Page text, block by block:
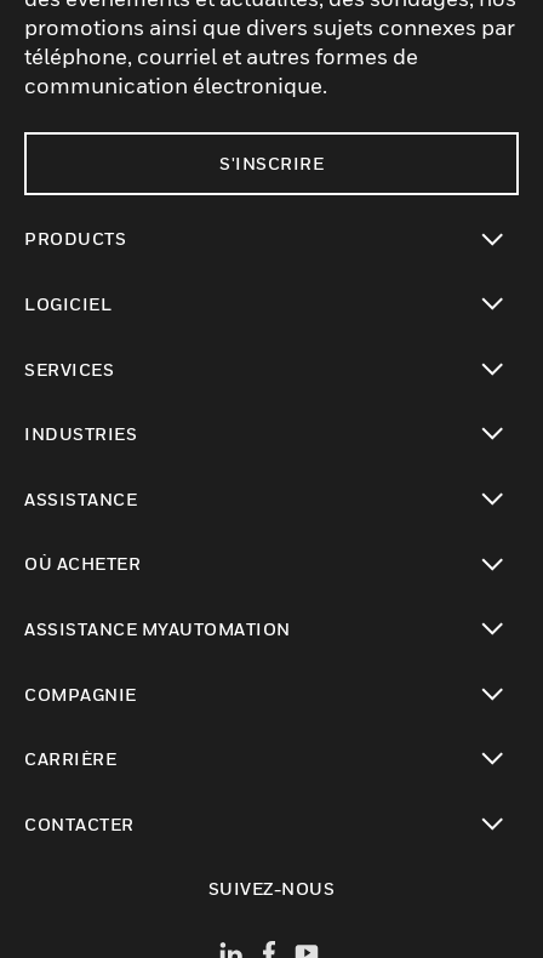
promotions ainsi que divers sujets connexes par
téléphone, courriel et autres formes de
communication électronique.
S'INSCRIRE
PRODUCTS
LOGICIEL
SERVICES
INDUSTRIES
ASSISTANCE
OÙ ACHETER
ASSISTANCE MYAUTOMATION
COMPAGNIE
CARRIÈRE
CONTACTER
SUIVEZ-NOUS